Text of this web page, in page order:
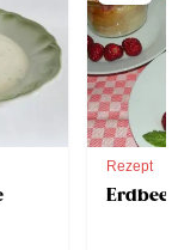
Rezept